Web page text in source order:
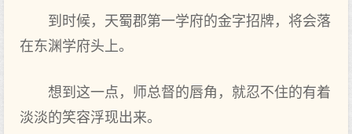
到时候，天蜀郡第一学府的金字招牌，将会落
在东渊学府头上。
想到这一点，师总督的唇角，就忍不住的有着
淡淡的笑容浮现出来。